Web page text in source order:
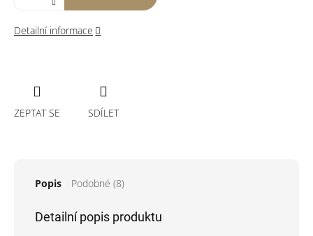
Detailní informace
ZEPTAT SE SDÍLET
Popis Podobné (8)
Detailní popis produktu